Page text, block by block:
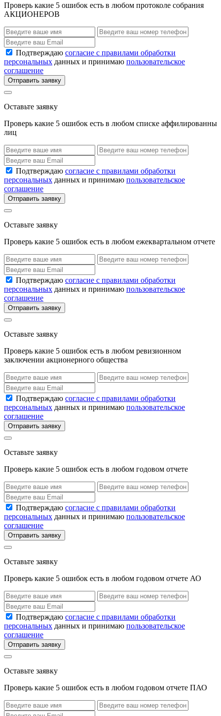
Проверь какие 5 ошибок есть в любом протоколе собрания
АКЦИОНЕРОВ
Подтверждаю согласие с правилами обработки
персональных данных и принимаю пользовательское
соглашение
Отправить заявку
Оставьте заявку
Проверь какие 5 ошибок есть в любом списке аффилированны
лиц
Подтверждаю согласие с правилами обработки
персональных данных и принимаю пользовательское
соглашение
Отправить заявку
Оставьте заявку
Проверь какие 5 ошибок есть в любом ежеквартальном отчете
Подтверждаю согласие с правилами обработки
персональных данных и принимаю пользовательское
соглашение
Отправить заявку
Оставьте заявку
Проверь какие 5 ошибок есть в любом ревизионном
заключении акционерного общества
Подтверждаю согласие с правилами обработки
персональных данных и принимаю пользовательское
соглашение
Отправить заявку
Оставьте заявку
Проверь какие 5 ошибок есть в любом годовом отчете
Подтверждаю согласие с правилами обработки
персональных данных и принимаю пользовательское
соглашение
Отправить заявку
Оставьте заявку
Проверь какие 5 ошибок есть в любом годовом отчете АО
Подтверждаю согласие с правилами обработки
персональных данных и принимаю пользовательское
соглашение
Отправить заявку
Оставьте заявку
Проверь какие 5 ошибок есть в любом годовом отчете ПАО